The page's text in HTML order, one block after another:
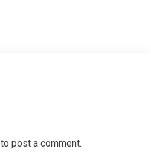
to post a comment.